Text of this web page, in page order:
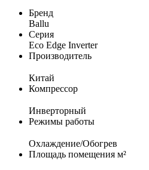
Бренд
Ballu
Серия
Eco Edge Inverter
Производитель
Китай
Компрессор
Инверторный
Режимы работы
Охлаждение/Обогрев
Площадь помещения м²